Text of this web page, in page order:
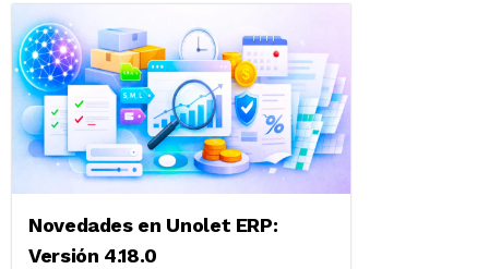
Novedades en Unolet ERP:
Versión 4.18.0